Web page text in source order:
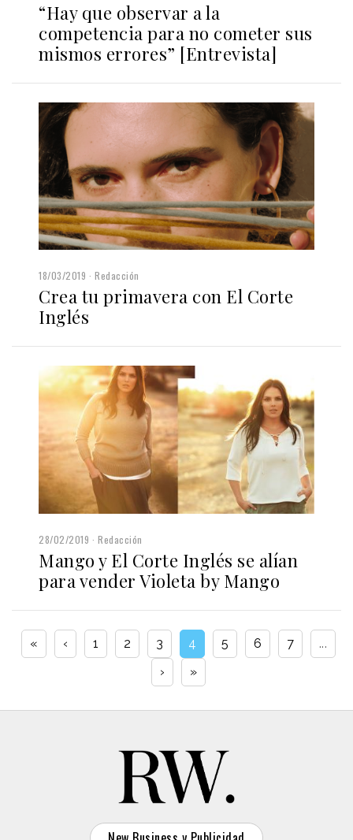
“Hay que observar a la
competencia para no cometer sus
mismos errores” [Entrevista]
18/03/2019 Redacción
Crea tu primavera con El Corte
Inglés
28/02/2019 Redacción
Mango y El Corte Inglés se alían
para vender Violeta by Mango
« ‹ 1 2 3 4 5 6 7
...
›
»